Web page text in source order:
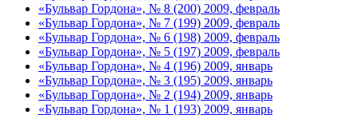
«Бульвар Гордона», № 8 (200) 2009, февраль
«Бульвар Гордона», № 7 (199) 2009, февраль
«Бульвар Гордона», № 6 (198) 2009, февраль
«Бульвар Гордона», № 5 (197) 2009, февраль
«Бульвар Гордона», № 4 (196) 2009, январь
«Бульвар Гордона», № 3 (195) 2009, январь
«Бульвар Гордона», № 2 (194) 2009, январь
«Бульвар Гордона», № 1 (193) 2009, январь